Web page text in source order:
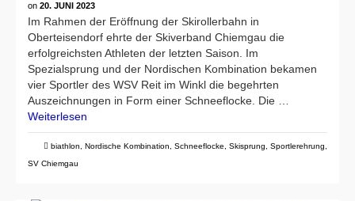
on 20. JUNI 2023
Im Rahmen der Eröffnung der Skirollerbahn in
Oberteisendorf ehrte der Skiverband Chiemgau die
erfolgreichsten Athleten der letzten Saison. Im
Spezialsprung und der Nordischen Kombination bekamen
vier Sportler des WSV Reit im Winkl die begehrten
Auszeichnungen in Form einer Schneeflocke. Die …
Weiterlesen
biathlon Nordische Kombination Schneeflocke Skisprung Sportlerehrung
SV Chiemgau